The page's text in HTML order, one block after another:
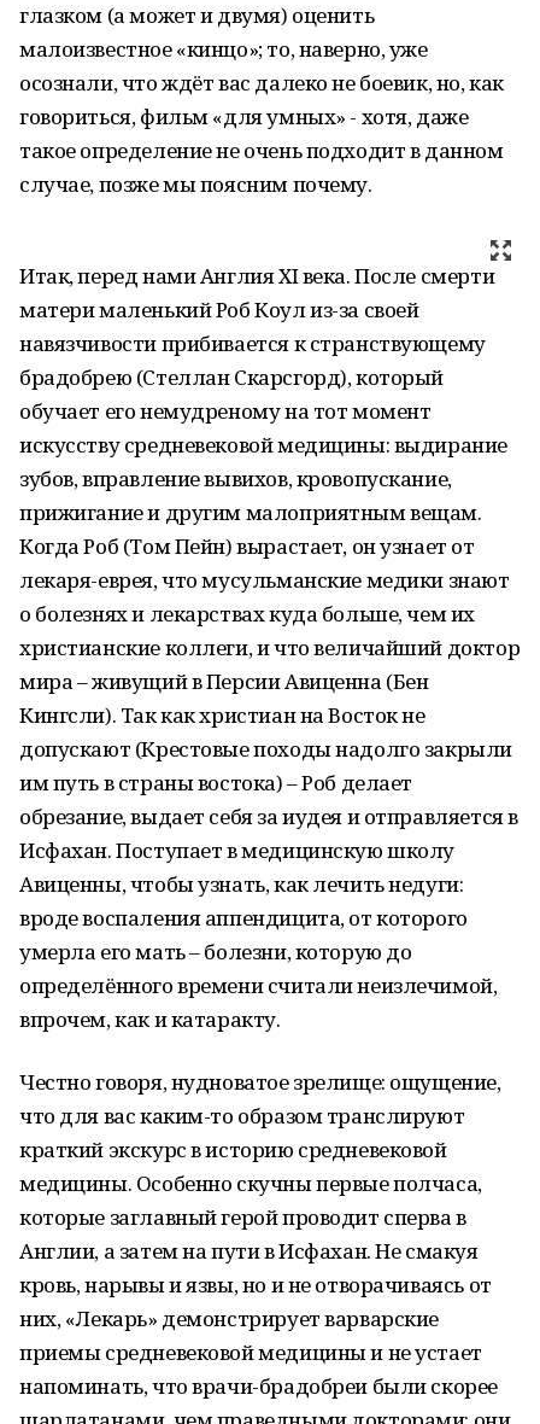
глазком (а может и двумя) оценить
малоизвестное «кинцо»; то, наверно, уже
осознали, что ждёт вас далеко не боевик, но, как
говориться, фильм «для умных» - хотя, даже
такое определение не очень подходит в данном
случае, позже мы поясним почему.
Итак, перед нами Англия XI века. После смерти
матери маленький Роб Коул из-за своей
навязчивости прибивается к странствующему
брадобрею (Стеллан Скарсгорд), который
обучает его немудреному на тот момент
искусству средневековой медицины: выдирание
зубов, вправление вывихов, кровопускание,
прижигание и другим малоприятным вещам.
Когда Роб (Том Пейн) вырастает, он узнает от
лекаря-еврея, что мусульманские медики знают
о болезнях и лекарствах куда больше, чем их
христианские коллеги, и что величайший доктор
мира – живущий в Персии Авиценна (Бен
Кингсли). Так как христиан на Восток не
допускают (Крестовые походы надолго закрыли
им путь в страны востока) – Роб делает
обрезание, выдает себя за иудея и отправляется в
Исфахан. Поступает в медицинскую школу
Авиценны, чтобы узнать, как лечить недуги:
вроде воспаления аппендицита, от которого
умерла его мать – болезни, которую до
определённого времени считали неизлечимой,
впрочем, как и катаракту.
Честно говоря, нудноватое зрелище: ощущение,
что для вас каким-то образом транслируют
краткий экскурс в историю средневековой
медицины. Особенно скучны первые полчаса,
которые заглавный герой проводит сперва в
Англии, а затем на пути в Исфахан. Не смакуя
кровь, нарывы и язвы, но и не отворачиваясь от
них, «Лекарь» демонстрирует варварские
приемы средневековой медицины и не устает
напоминать, что врачи-брадобреи были скорее